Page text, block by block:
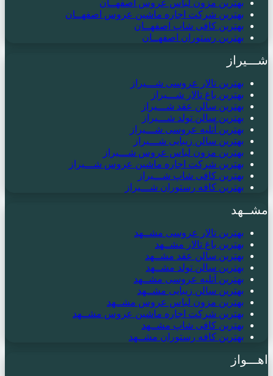
بهترین مزون لباس عروس اصفهــان
بهترین شرکت اجاره ماشین عروس اصفهــان
بهترین کافی شاپ اصفهــان
بهترین رستوران اصفهــان
شـــیراز
بهترین تالار عروسی شـــیراز
بهترین باغ تالار شـــیراز
بهترین سالن عقد شـــیراز
بهترین سالن تولد شـــیراز
بهترین آتلیه عروسی شـــیراز
بهترین سالن زیبایی شـــیراز
بهترین مزون لباس عروس شـــیراز
بهترین شرکت اجاره ماشین عروس شـــیراز
بهترین کافی شاپ شـــیراز
بهترین کافه رستوران شـــیراز
مشــهد
بهترین تالار عروسی مشــهد
بهترین باغ تالار مشــهد
بهترین سالن عقد مشــهد
بهترین سالن تولد مشــهد
بهترین آتلیه عروسی مشــهد
بهترین سالن زیبایی مشــهد
بهترین مزون لباس عروس مشــهد
بهترین شرکت اجاره ماشین عروس مشــهد
بهترین کافی شاپ مشــهد
بهترین کافه رستوران مشــهد
اهـــواز